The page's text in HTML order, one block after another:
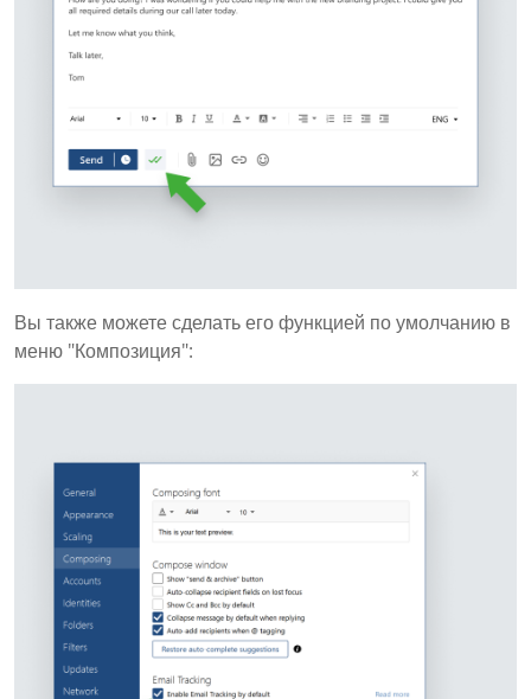
Вы также можете сделать его функцией по умолчанию в
меню "Композиция":